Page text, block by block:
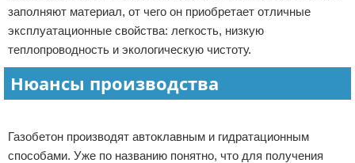
заполняют материал, от чего он приобретает отличные
эксплуатационные свойства: легкость, низкую
теплопроводность и экологическую чистоту.
Нюансы производства
Газобетон производят автоклавным и гидратационным
способами. Уже по названию понятно, что для получения